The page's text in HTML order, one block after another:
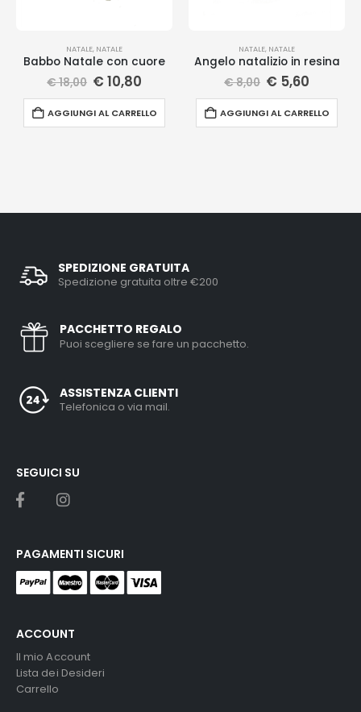
NATALE, NATALE
Babbo Natale con cuore
€18,00 € 10,80
AGGIUNGI AL CARRELLO
NATALE, NATALE
Angelo natalizio in resina
€8,00 € 5,60
AGGIUNGI AL CARRELLO
SPEDIZIONE GRATUITA
Spedizione gratuita oltre €200
PACCHETTO REGALO
Puoi scegliere se fare un pacchetto.
ASSISTENZA CLIENTI
Telefonica o via mail.
ACCOUNT
Il mio Account
Lista dei Desideri
Carrello
SEGUICI SU
PAGAMENTI SICURI